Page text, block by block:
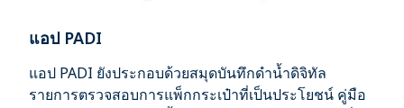
แอป PADI
แอป PADI ยังประกอบด้วยสมุดบันทึกดำน้ำดิจิทัล
รายการตรวจสอบการแพ็กกระเป๋าที่เป็นประโยชน์ คู่มือ